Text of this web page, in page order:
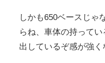
しかも650ベースじゃ
らね、車体の持って
出しているぞ感が強く